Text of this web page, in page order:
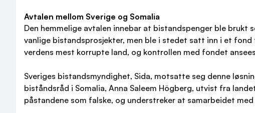
Avtalen mellom Sverige og Somalia
Den hemmelige avtalen innebar at bistandspenger ble
vanlige bistandsprosjekter, men ble i stedet satt inn i et
verdens mest korrupte land, og kontrollen med fondet
Sveriges bistandsmyndighet, Sida, motsatte seg denne
biståndsråd i Somalia, Anna Saleem Högberg, utvist fra
påstandene som falske, og understreker at samarbeidet